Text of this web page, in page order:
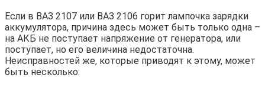
Если в ВАЗ 2107 или ВАЗ 2106 горит лампочка зарядки
аккумулятора, причина здесь может быть только одна –
на АКБ не поступает напряжение от генератора, или
поступает, но его величина недостаточна.
Неисправностей же, которые приводят к этому, может
быть несколько: